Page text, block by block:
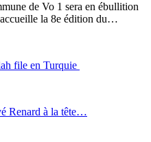
de Vo 1 sera en ébullition
la 8e édition du…
file en Turquie
Renard à la tête…